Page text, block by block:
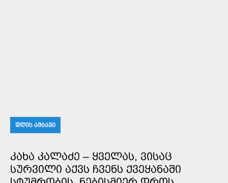
ᲓᲦᲘᲡ ᲐᲛᲑᲐᲕᲘ
ᲙᲐᲮᲐ ᲙᲐᲚᲐᲫᲔ – ᲧᲕᲔᲚᲐᲡ, ᲕᲘᲡᲐᲪ
ᲡᲣᲠᲕᲘᲚᲘ ᲐᲥᲕᲡ ᲩᲕᲔᲜᲡ ᲥᲕᲔᲧᲐᲜᲐᲨᲘ